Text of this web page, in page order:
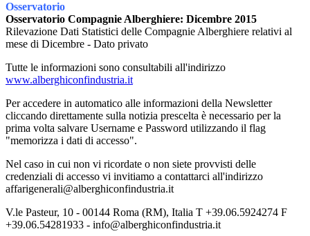
Osservatorio
Osservatorio Compagnie Alberghiere: Dicembre 2015
Rilevazione Dati Statistici delle Compagnie Alberghiere relativi al
mese di Dicembre - Dato privato
Tutte le informazioni sono consultabili all'indirizzo
www.alberghiconfindustria.it
Per accedere in automatico alle informazioni della Newsletter
cliccando direttamente sulla notizia prescelta è necessario per la
prima volta salvare Username e Password utilizzando il flag
"memorizza i dati di accesso".
Nel caso in cui non vi ricordate o non siete provvisti delle
credenziali di accesso vi invitiamo a contattarci all'indirizzo
affarigenerali@alberghiconfindustria.it
V.le Pasteur, 10 - 00144 Roma (RM), Italia T +39.06.5924274 F
+39.06.54281933 - info@alberghiconfindustria.it